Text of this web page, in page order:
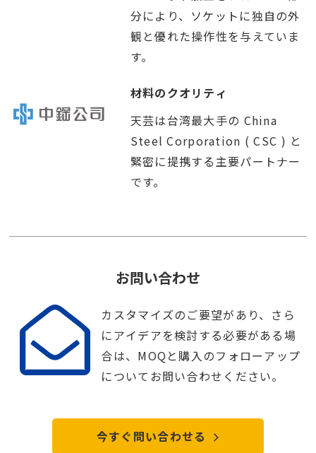
分により、ソケットに独自の外
観と優れた操作性を与えていま
す。
材料のクオリティ
天芸は台湾最大手の China
Steel Corporation ( CSC ) と
緊密に提携する主要パートナー
です。
お問い合わせ
カスタマイズのご要望があり、さら
にアイデアを検討する必要がある場
合は、MOQと購入のフォローアップ
についてお問い合わせください。
今すぐ問い合わせる